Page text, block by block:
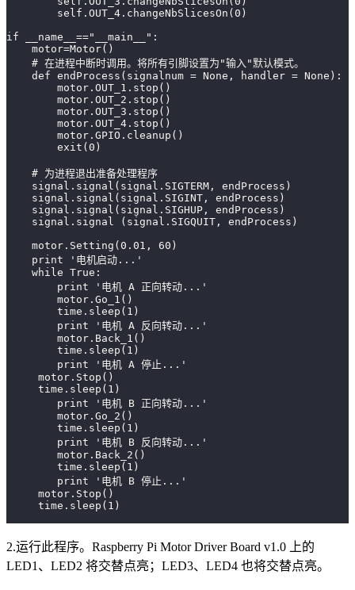
        self.OUT_4.changeNbSlicesOn(0)
if __name__=="__main__":
    motor=Motor()
    # 在进程中断时调用。将所有引脚设置为"输入"默认模式。
    def endProcess(signalnum = None, handler = None):
        motor.OUT_1.stop()
        motor.OUT_2.stop()
        motor.OUT_3.stop()
        motor.OUT_4.stop()
        motor.GPIO.cleanup()
        exit(0)
    # 为进程退出准备处理程序
    signal.signal(signal.SIGTERM, endProcess)
    signal.signal(signal.SIGINT, endProcess)
    signal.signal(signal.SIGHUP, endProcess)
    signal.signal (signal.SIGQUIT, endProcess)
    motor.Setting(0.01, 60)
    print '电机启动...'
    while True:
        print '电机 A 正向转动...'
        motor.Go_1()
        time.sleep(1)
        print '电机 A 反向转动...'
        motor.Back_1()
        time.sleep(1)
        print '电机 A 停止...'
     motor.Stop()
     time.sleep(1)
        print '电机 B 正向转动...'
        motor.Go_2()
        time.sleep(1)
        print '电机 B 反向转动...'
        motor.Back_2()
        time.sleep(1)
        print '电机 B 停止...'
     motor.Stop()
     time.sleep(1)
2.运行此程序。Raspberry Pi Motor Driver Board v1.0 上的
LED1、LED2 将交替点亮；LED3、LED4 也将交替点亮。